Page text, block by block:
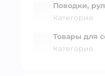
Поводки,
Категория
Товары для
Категория